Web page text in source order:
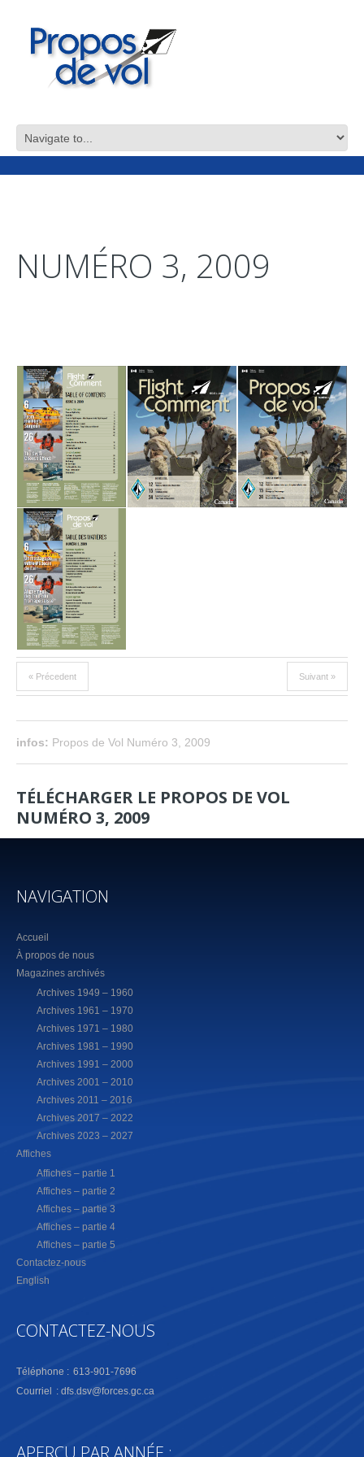
NUMÉRO 3, 2009
« Précedent Suivant »
infos: Propos de Vol Numéro 3, 2009
TÉLÉCHARGER LE PROPOS DE VOL
NUMÉRO 3, 2009
NAVIGATION
Accueil
À propos de nous
Magazines archivés
Archives 1949 – 1960
Archives 1961 – 1970
Archives 1971 – 1980
Archives 1981 – 1990
Archives 1991 – 2000
Archives 2001 – 2010
Archives 2011 – 2016
Archives 2017 – 2022
Archives 2023 – 2027
Affiches
Affiches – partie 1
Affiches – partie 2
Affiches – partie 3
Affiches – partie 4
Affiches – partie 5
Contactez-nous
English
CONTACTEZ-NOUS
Téléphone : 613-901-7696
Courriel : dfs.dsv@forces.gc.ca